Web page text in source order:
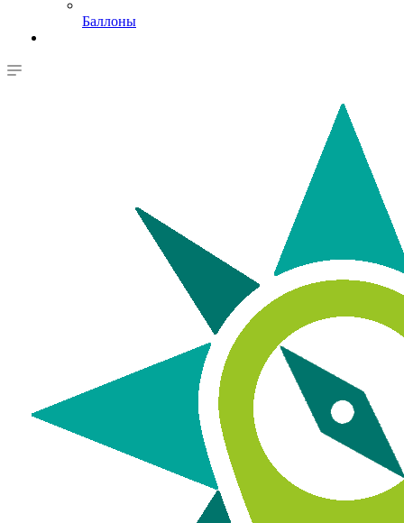
Баллоны